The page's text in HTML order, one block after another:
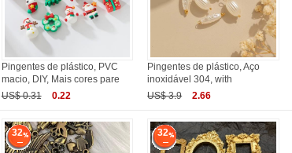
Pingentes de plástico, PVC
macio, DIY, Mais cores pare
US$ 0.31
0.22
Pingentes de plástico, Aço
inoxidável 304, with
US$ 3.9
2.66
32 32